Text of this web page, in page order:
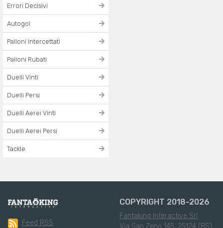
Errori Decisivi
Autogol
Palloni Intercettati
Palloni Rubati
Duelli Vinti
Duelli Persi
Duelli Aerei Vinti
Duelli Aerei Persi
Tackle
Feed RSS
COPYRIGHT 2018-2026
Fantaking Interactive Srl